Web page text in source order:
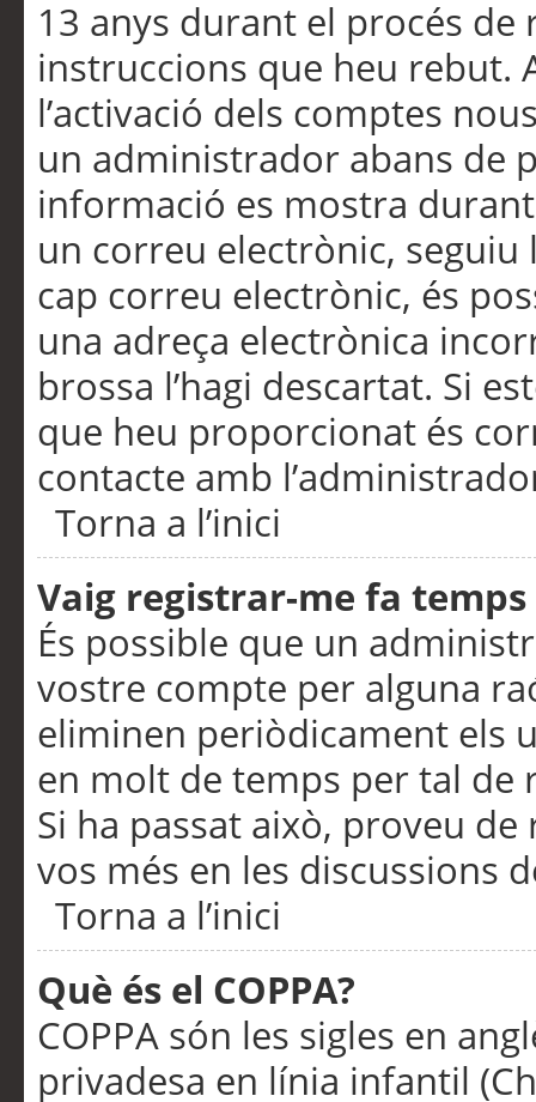
13 anys durant el procés de
instruccions que heu rebut.
l’activació dels comptes
un administrador abans de
informació es mostra
un correu electrònic,
cap correu electrònic, és
una adreça electrònica
brossa l’hagi descartat. Si
que heu proporcionat és
contacte amb
Torna a l’inici
Vaig registrar-me fa
És possible que un
vostre compte per alguna
eliminen periòdicament els
en molt de temps per tal de
Si ha passat això, proveu
vos més en les discussions
Torna a l’inici
Què és el COPPA?
COPPA són les sigles en
privadesa en línia infantil